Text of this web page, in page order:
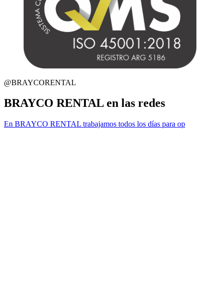
@BRAYCORENTAL
BRAYCO RENTAL en las redes
En BRAYCO RENTAL trabajamos todos los días para op